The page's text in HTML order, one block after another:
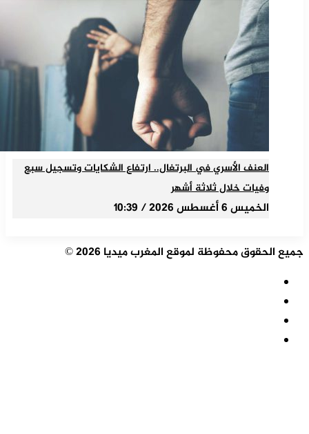
العنف الأسري في البرتغال.. ارتفاع الشكايات وتسجيل سبع
وفيات خلال ثلاثة أشهر
الخميس 6 أغسطس 2026 / 10:39
جميع الحقوق محفوظة لموقع المغرب ميديا 2026 ©